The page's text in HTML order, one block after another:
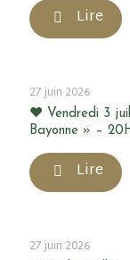
Lire
27 juin 2026
❤️ Vendredi 3
Bayonne » –
Lire
27 juin 2026